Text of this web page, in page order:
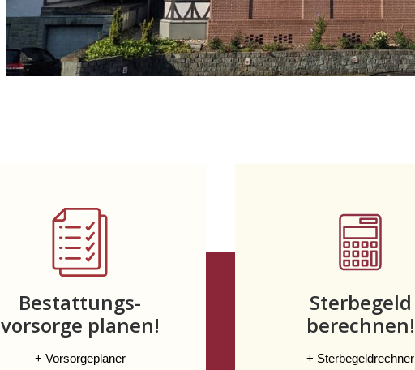
Bestattungs-
vorsorge planen!
+ Vorsorgeplaner
Sterbegeld
berechnen!
+ Sterbegeldrechner